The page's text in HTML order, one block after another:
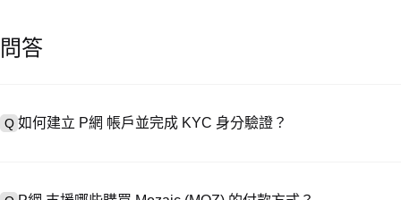
問答
Q 如何建立 P網 帳戶並完成 KYC 身分驗證？